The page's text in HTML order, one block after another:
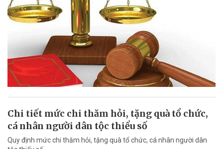
Chi tiết mức chi thăm hỏi, tặng quà tổ chức,
cá nhân người dân tộc thiểu số
Quy định mức chi thăm hỏi, tặng quà tổ chức, cá nhân người dân